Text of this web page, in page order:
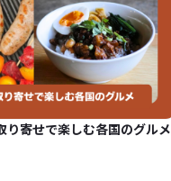
り寄せで楽しむ各国のグルメ